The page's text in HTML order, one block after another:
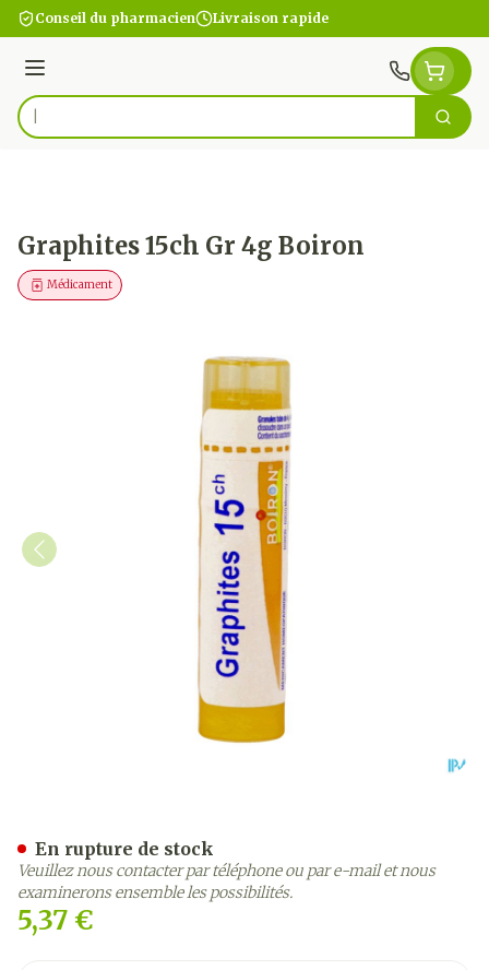
Aller au contenu
Conseil du pharmacien Livraison rapide
Menu
Rechercher
Graphites 15ch Gr 4g Boiron
Médicament
5,37 €
En rupture de stock
Veuillez nous contacter par téléphone ou par e-mail et nous
examinerons ensemble les possibilités.